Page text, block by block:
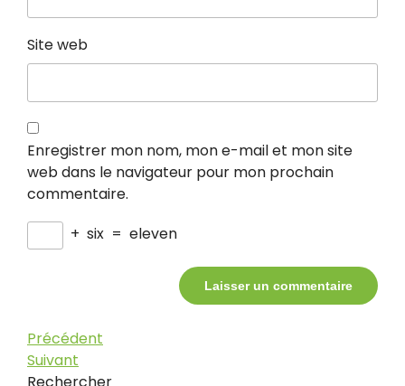
Site web
Enregistrer mon nom, mon e-mail et mon site
web dans le navigateur pour mon prochain
commentaire.
+ six = eleven
Navigation
de
Article
précédent
Précédent
Article
suivant
Suivant
Rechercher